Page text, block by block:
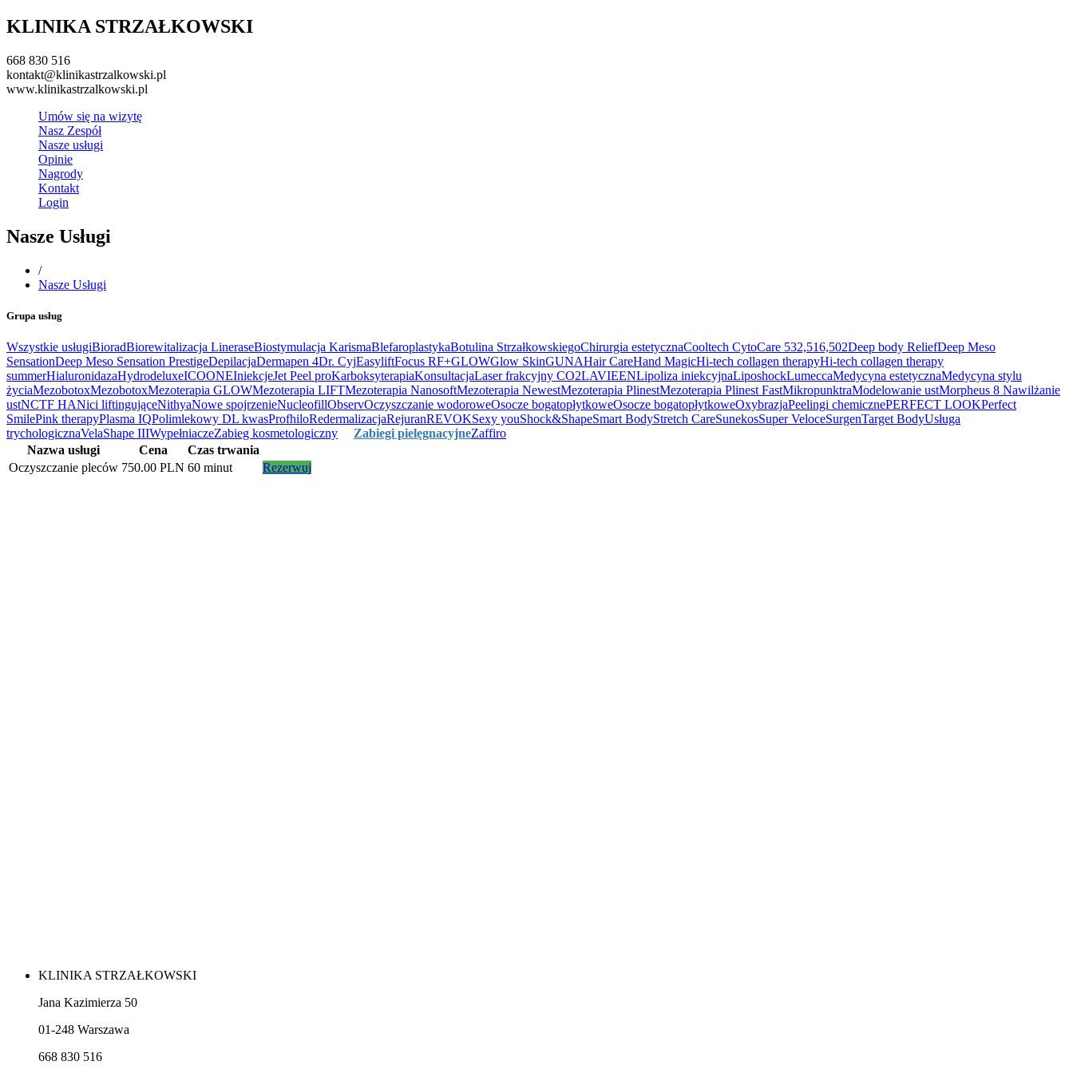
KLINIKA STRZAŁKOWSKI
668 830 516
kontakt@klinikastrzalkowski.pl
www.klinikastrzalkowski.pl
Umów się na wizytę
Nasz Zespół
Nasze usługi
Opinie
Nagrody
Kontakt
Login
Nasze Usługi
/
Nasze Usługi
Grupa usług
Wszystkie usługiBioradBiorewitalizacja LineraseBiostymulacja KarismaBlefaroplastykaBotulina StrzałkowskiegoChirurgia estetycznaCooltech CytoCare 532,516,502Deep body ReliefDeep Meso
SensationDeep Meso Sensation PrestigeDepilacjaDermapen 4Dr. CyjEasyliftFocus RF+GLOWGlow SkinGUNAHair CareHand MagicHi-tech collagen therapyHi-tech collagen therapy
summerHialuronidazaHydrodeluxeICOONEIniekcjeJet Peel proKarboksyterapiaKonsultacjaLaser frakcyjny CO2LAVIEENLipoliza iniekcyjnaLiposhockLumeccaMedycyna estetycznaMedycyna stylu
życiaMezobotoxMezobotoxMezoterapia GLOWMezoterapia LIFTMezoterapia NanosoftMezoterapia NewestMezoterapia PlinestMezoterapia Plinest FastMikropunktraModelowanie ustMorpheus 8 Nawilżanie
ustNCTF HANici liftingująceNithyaNowe spojrzenieNucleofillObservOczyszczanie wodoroweOsocze bogatopłytkoweOsocze bogatopłytkoweOxybrazjaPeelingi chemicznePERFECT LOOKPerfect
SmilePink therapyPlasma IQPolimlekowy DL kwasProfhiloRedermalizacjaRejuranREVOKSexy youShock&ShapeSmart BodyStretch CareSunekosSuper VeloceSurgenTarget BodyUsługa
trychologicznaVelaShape IIIWypełniaczeZabieg kosmetologiczny Zabiegi pielęgnacyjneZaffiro
Nazwa usługi
Cena
Czas trwania
Oczyszczanie pleców 750.00 PLN 60 minut Rezerwuj
KLINIKA STRZAŁKOWSKI
Jana Kazimierza 50
01-248 Warszawa
668 830 516